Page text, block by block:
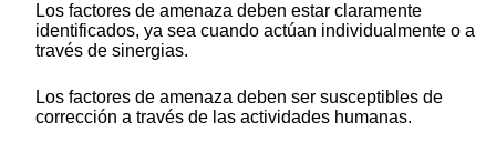
Los factores de amenaza deben estar claramente
identificados, ya sea cuando actúan individualmente o a
través de sinergias.
Los factores de amenaza deben ser susceptibles de
corrección a través de las actividades humanas.